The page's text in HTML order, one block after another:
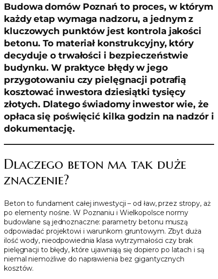
Budowa domów Poznań to proces, w którym
każdy etap wymaga nadzoru, a jednym z
kluczowych punktów jest kontrola jakości
betonu. To materiał konstrukcyjny, który
decyduje o trwałości i bezpieczeństwie
budynku. W praktyce błędy w jego
przygotowaniu czy pielęgnacji potrafią
kosztować inwestora dziesiątki tysięcy
złotych. Dlatego świadomy inwestor wie, że
opłaca się poświęcić kilka godzin na nadzór i
dokumentację.
Dlaczego beton ma tak duże
znaczenie?
Beton to fundament całej inwestycji – od ław, przez stropy, aż
po elementy nośne. W Poznaniu i Wielkopolsce normy
budowlane są jednoznaczne: parametry betonu muszą
odpowiadać projektowi i warunkom gruntowym. Zbyt duża
ilość wody, nieodpowiednia klasa wytrzymałości czy brak
pielęgnacji to błędy, które ujawniają się dopiero po latach i są
niemal niemożliwe do naprawienia bez gigantycznych
kosztów.